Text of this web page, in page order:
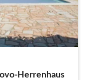
Herrenhaus